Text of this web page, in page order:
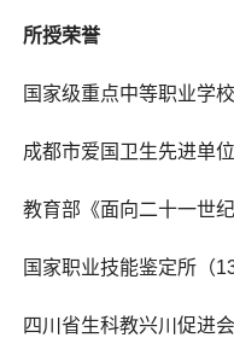
所授荣誉
国家级重点中等职业学
成都市爱国卫生先进单位
教育部《面向二十一世
国家职业技能鉴定所（
四川省生科教兴川促进